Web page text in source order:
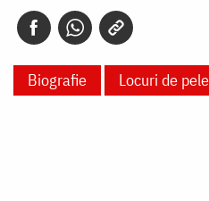
Biografie Locuri de